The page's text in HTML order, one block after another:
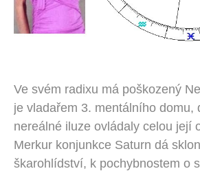
Ve svém radixu má poškozený
je vladařem 3. mentálního domu,
nereálné iluze ovládaly celou její
Merkur konjunkce Saturn dá
škarohlídství, k pochybnostem o